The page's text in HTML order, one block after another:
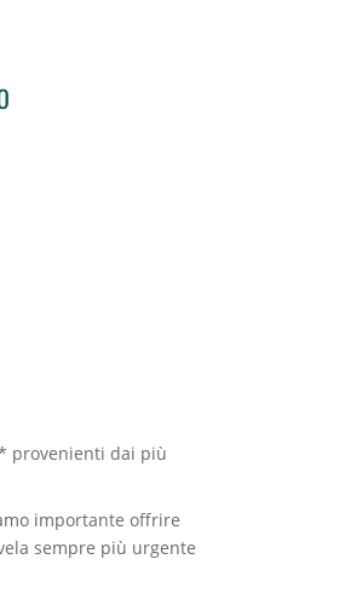
provenienti dai più
importante offrire
sempre più urgente